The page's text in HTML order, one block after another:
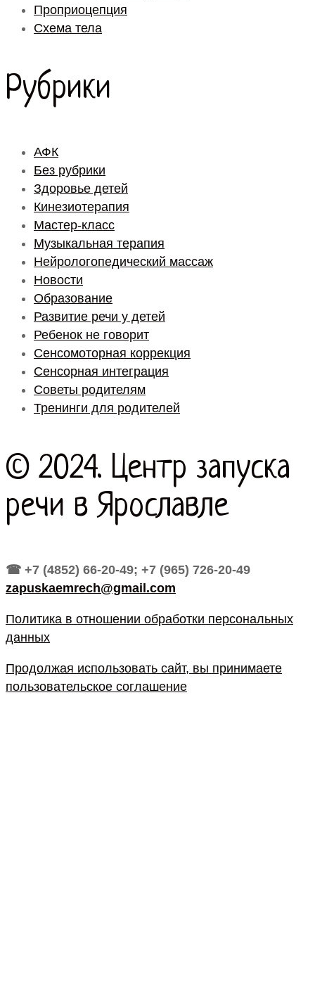
Проприоцепция
Схема тела
Рубрики
АФК
Без рубрики
Здоровье детей
Кинезиотерапия
Мастер-класс
Музыкальная терапия
Нейрологопедический массаж
Новости
Образование
Развитие речи у детей
Ребенок не говорит
Сенсомоторная коррекция
Сенсорная интеграция
Советы родителям
Тренинги для родителей
© 2024. Центр запуска
речи в Ярославле
☎ +7 (4852) 66-20-49; +7 (965) 726-20-49
zapuskaemrech@gmail.com
Политика в отношении обработки персональных
данных
Продолжая использовать сайт, вы принимаете
пользовательское соглашение